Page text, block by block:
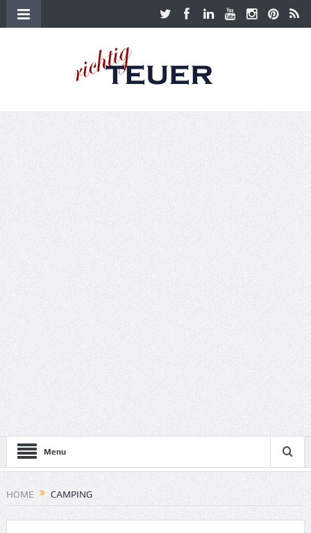
Menu
HOME CAMPING